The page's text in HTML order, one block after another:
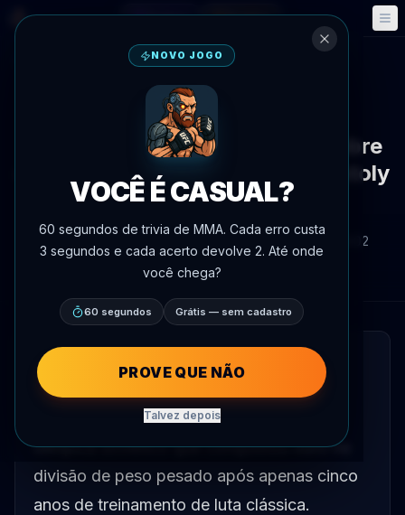
🎮 Fantasy 📅 Eventos
Voltar às notícias
Mídia
Reportagem de longa forma sobre
o campeão de luta olímpica Anatoly
Parfenov publicada
Por
, 19:02
Um artigo abrangente foi lançado sobre
Anatoly Parfenov, o campeão de luta
olímpica soviético que conquistou ouro na
divisão de peso pesado após apenas cinco
anos de treinamento de luta clássica.
NOVO JOGO
VOCÊ É CASUAL?
60 segundos de trivia de MMA. Cada erro custa
3 segundos e cada acerto devolve 2. Até onde
você chega?
60 segundos Grátis — sem cadastro
PROVE QUE NÃO
Talvez depois